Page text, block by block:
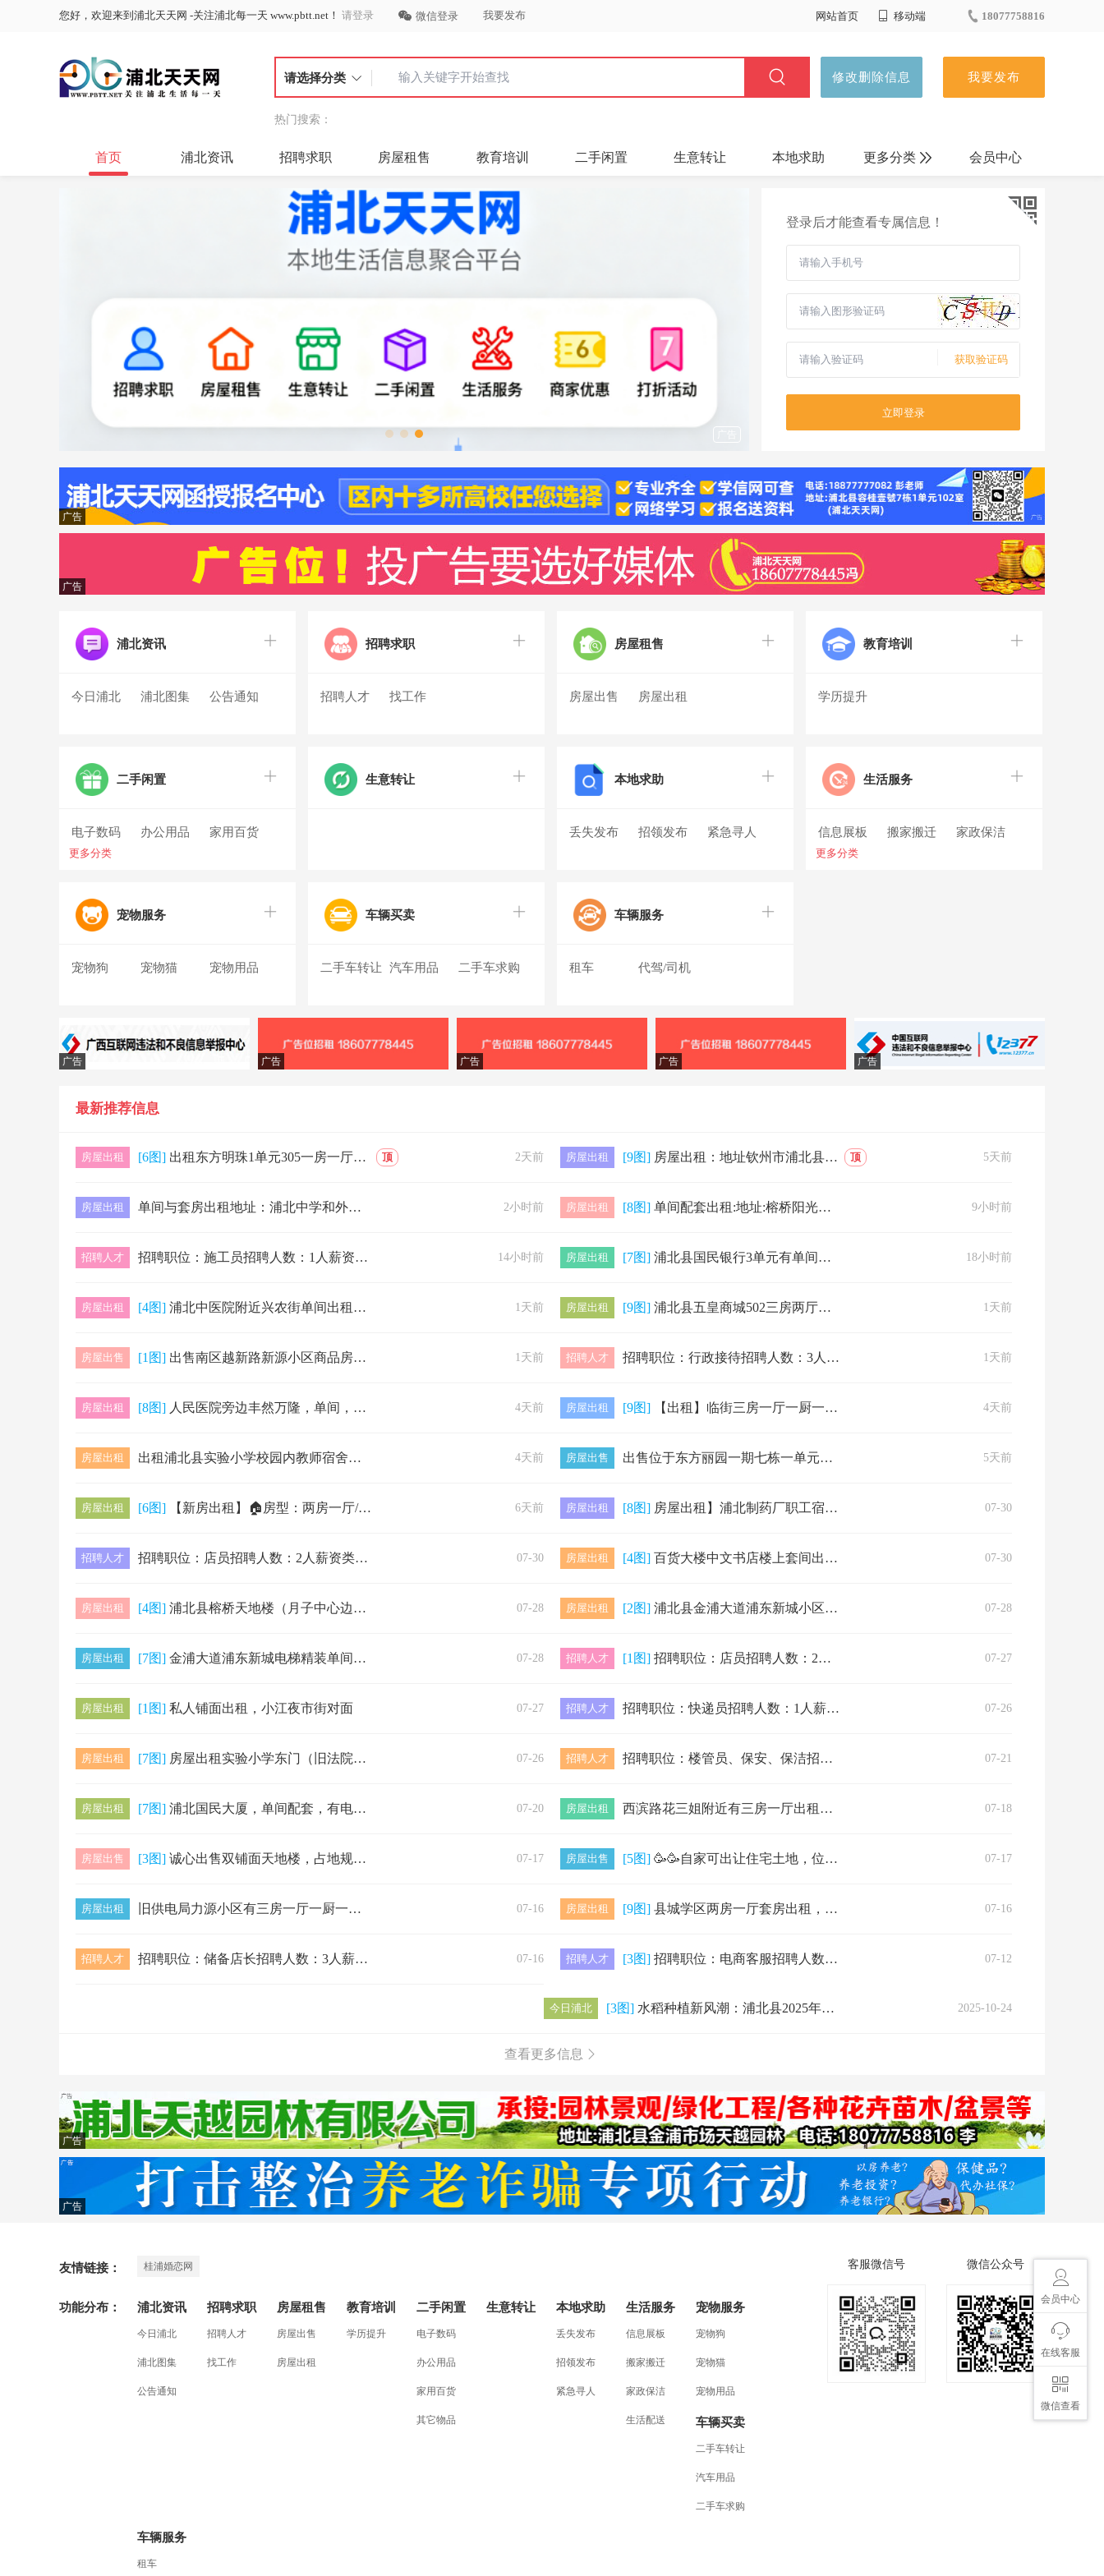
您好，欢迎来到浦北天天网 -关注浦北每一天 www.pbtt.net！ 请登录 微信登录 我要发布 网站首页 移动端 18077758816
请选择分类
热门搜索：
修改删除信息 我要发布
首页 浦北资讯 招聘求职 房屋租售 教育培训 二手闲置 生意转让 本地求助 更多分类
宠物服务
车辆买卖
车辆服务
会员中心
会员中心
在线客服
微信查看
登录后才能查看专属信息！
获取验证码
广告
广告
浦北资讯
今日浦北 浦北图集 公告通知
招聘求职
招聘人才 找工作
房屋租售
房屋出售 房屋出租
教育培训
学历提升
二手闲置
电子数码 办公用品
家用百货
其它物品
更多分类
生意转让 本地求助
丢失发布 招领发布 紧急寻人
生活服务
信息展板 搬家搬迁
家政保洁
生活配送
更多分类
宠物服务
宠物狗 宠物猫 宠物用品
车辆买卖
二手车转让 汽车用品 二手车求购
车辆服务
租车 代驾/司机
广告 广告 广告 广告 广告
最新推荐信息
房屋出租 [6图] 出租东方明珠1单元305一房一厅，交通便利，有空调，有家具，直接领包入住联系人：黄姨 顶 2天前 房屋出租 [9图] 房屋出租：地址钦州市浦北县城中家园，楼层3楼，套间面积117平方，三房两厅两卫两阳台，南北通透，地段读书学校为浦北县实验小学，在家阳台就看得… 顶 5天前
房屋出租 单间与套房出租地址：浦北中学和外国语学校中间（广源大酒店旁）联系电话：18977731028 2小时前 房屋出租 [8图] 单间配套出租:地址:榕桥阳光城天地楼20栋10号，内设空调、卫生间、热水器、电脑书桌、床、布柜等，租金450元一个月，水电另算，押一付一，半… 9小时前
招聘人才 招聘职位：施工员招聘人数：1人薪资类型：月薪工作地址：博白县鸦山镇和三滩镇商家名称：博白县鸦山江治理工程（II标）项目部企业简介：工资待遇面… 14小时前 房屋出租 [7图] 浦北县国民银行3单元有单间出租，5楼，刚刚装修好，里面有空调，洗衣机，热水器，大床，厨柜，油烟机都是新买的等等…………想租加微信或打电话18… 18小时前
房屋出租 [4图] 浦北中医院附近兴农街单间出租，精装修，带空调，卫生间配热水器，环境安静，舒适，楼下可停车，月租金350元，有意者可联系13507771234… 1天前 房屋出租 [9图] 浦北县五皇商城502三房两厅两卫，交通便利，家电家具齐全，可拎包入住。 1天前
房屋出售 [1图] 出售南区越新路新源小区商品房，三房两厅两卫，高楼层，视野开阔，环境好，交通便利，送家具家电，附近有四中，北河小学。 1天前 招聘人才 招聘职位：行政接待招聘人数：3人薪资类型：月薪工作地址：浦北县新区商家名称：广西钦州市宏正劳务服务有限公司企业简介：建筑劳务服务岗位职责1、… 1天前
房屋出租 [8图] 人民医院旁边丰然万隆，单间，两房一厅，出租！家具齐全，拎包入住，出入方便，19148808229 4天前 房屋出租 [9图] 【出租】临街三房一厅一厨一卫✅户型：3房1厅1厨1卫✅位置：临街地段，交通十分便利，出门出行方便✅优势：路面宽敞，通勤便利，户型通透，格局实… 4天前
房屋出租 出租浦北县实验小学校园内教师宿舍，步梯房二楼，两房一厅一厨一卫，简单装修，带部分家具家电，月租900元，随时看房，非诚勿扰。联系人：曾老师，… 4天前 房屋出售 出售位于东方丽园一期七栋一单元的住房，顶层141平方，三房两厅两卫，布局科学，空间宽畅，舒适。价格面议 5天前
房屋出租 [6图] 【新房出租】🏠房型：两房一厅/独立单间📍坐标：金浦大道人民医院旁（丰然万隆城/榕桥阳光城）🚶♂步行200米直达：医院/汽车站/实验小学… 6天前 房屋出租 [8图] 房屋出租】浦北制药厂职工宿舍（人寿保险公司后面），位于三楼两房一厅一厨一卫，南北通透、采光好。房内有床、衣柜、沙发、电视柜、热水器、冰箱、空… 07-30
招聘人才 招聘职位：店员招聘人数：2人薪资类型：月薪劳动报酬：2400元工作地址：文昌公园旁边便利店商家名称：文昌公园越州郡便利店企业简介：要求：女性… 07-30 房屋出租 [4图] 百货大楼中文书店楼上套间出租，一厅两房一厨一卫，带个大的阳台，房子光线充足，通风透气！楼下附近就是市场，有位置停车充电，生活出行方便！拎包马… 07-30
房屋出租 [4图] 浦北县榕桥天地楼（月子中心边上）一楼商铺出租，楼上单间配套出租，商铺前后都是大门，南北通透，有意者请联系林姐：18070752857 07-28 房屋出租 [2图] 浦北县金浦大道浦东新城小区单间出租，精装修，有空调、洗衣机、电热水器等家具家电，可伶包入住，小区地处市中心，环境优雅，电梯中高层，有独立厨房… 07-28
房屋出租 [7图] 金浦大道浦东新城电梯精装单间出租！中高层，电梯房，采光通透。配套齐全：空调、冰箱、洗衣机、热水器、油烟机、床、大衣柜、沙发一应俱全。独立卫生… 07-28 招聘人才 [1图] 招聘职位：店员招聘人数：2人薪资类型：月薪劳动报酬：2200-3200做的好加薪工作地址：平马路口商家名称：平马快递超市企业简介：快递超市 07-27
房屋出租 [1图] 私人铺面出租，小江夜市街对面 07-27 招聘人才 招聘职位：快递员招聘人数：1人薪资类型：月薪劳动报酬：4500元工作地址：浦北县小江镇蕉乡路邮政快递商家名称：邮政快递企业简介：浦北县城 07-26
房屋出租 [7图] 房屋出租实验小学东门（旧法院大院）套房出租户型：4房2厅，家具家电齐全，可拎包入住✅位置优越：紧邻实验小学，方便孩子上学✅配套完善：周边生活… 07-26 招聘人才 招聘职位：楼管员、保安、保洁招聘人数：5人薪资类型：月薪劳动报酬：2500元工作地址：桂越公园学府商家名称：广西家润物业管理有限公司企业简介… 07-21
房屋出租 [7图] 浦北国民大厦，单间配套，有电梯，有物业管理，出入方便。电话13977756890 07-20 房屋出租 西滨路花三姐附近有三房一厅出租本出租房是自建房，三房一厅，三面见光，面积115平方米。有厨房、卫生间、阳台，属住宅小区。小区内有小车停车位，… 07-18
房屋出售 [3图] 诚心出售双铺面天地楼，占地规格14.4米宽×12米进深，两层主体已经完工。房产坐落浦北县张黄镇东方农场有限公司旁边，地段优越，道路宽敞出行便… 07-17 房屋出售 [5图] 🥳🥳自家可出让住宅土地，位于东邻是西路汇众修理办公区域，北邻是越州人家3号门出口，南邻联盟家居店及五娜小卖部，北面之隔是旧纸厂旧宿舍区域… 07-17
房屋出租 旧供电局力源小区有三房一厅一厨一卫出租，内有床。近超市近市场近学校出入方便， 07-16 房屋出租 [9图] 县城学区两房一厅套房出租，屋内家电家具齐全，配有两台空调、冰箱、洗衣机、热水器、抽油烟机，沙发、茶几、餐桌一应俱全，可直接拎包入住。有意看房… 07-16
招聘人才 招聘职位：储备店长招聘人数：3人薪资类型：月薪3000-5000元工作地址：浦北县滨河路商家名称：浦北县桂钦堂食品商行企业简介：食品连锁经营 07-16 招聘人才 [3图] 招聘职位：电商客服招聘人数：2人薪资类型：月薪劳动报酬：2400元工作地址：平马兔喜快递超市3楼办公室商家名称：甜源鲜农业要求：会打字，会电… 07-12
今日浦北 [3图] 水稻种植新风潮：浦北县2025年高素质农民培育培训班圆满结束！ 2025-10-24
查看更多信息
广告
广告
友情链接： 桂浦婚恋网
功能分布： 浦北资讯
今日浦北
浦北图集
公告通知
招聘求职
招聘人才
找工作
房屋租售
房屋出售
房屋出租
教育培训
学历提升
二手闲置
电子数码
办公用品
家用百货
其它物品
生意转让 本地求助
丢失发布
招领发布
紧急寻人
生活服务
信息展板
搬家搬迁
家政保洁
生活配送
宠物服务
宠物狗
宠物猫
宠物用品
车辆买卖
二手车转让
汽车用品
二手车求购
车辆服务
租车
微信公众号
客服微信号